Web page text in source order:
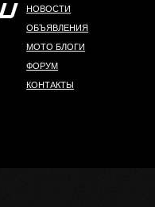
НОВОСТИ
ОБЪЯВЛЕНИЯ
МОТО БЛОГИ
ФОРУМ
КОНТАКТЫ